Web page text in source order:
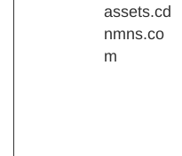
assets.cd
nmns.co
m